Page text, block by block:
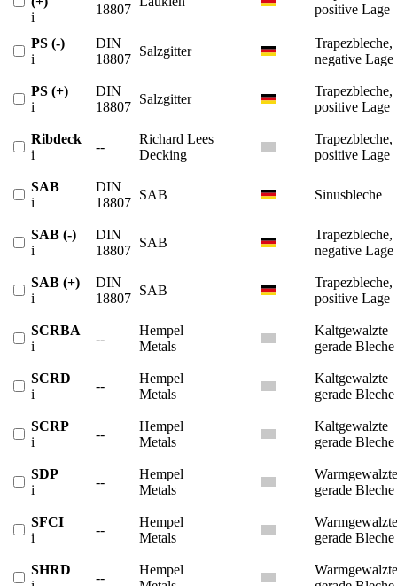
i
18807
positive Lage
PS (-)
i
DIN
18807
Salzgitter
Trapezbleche,
negative Lage
PS (+)
i
DIN
18807
Salzgitter
Trapezbleche,
positive Lage
Ribdeck
i
--
Richard Lees
Decking
Trapezbleche,
positive Lage
SAB
i
DIN
18807
SAB Sinusbleche
SAB (-)
i
DIN
18807
SAB
Trapezbleche,
negative Lage
SAB (+)
i
DIN
18807
SAB
Trapezbleche,
positive Lage
SCRBA
i
--
Hempel
Metals
Kaltgewalzte
gerade Bleche
SCRD
i
--
Hempel
Metals
Kaltgewalzte
gerade Bleche
SCRP
i
--
Hempel
Metals
Kaltgewalzte
gerade Bleche
SDP
i
--
Hempel
Metals
Warmgewalzte
gerade Bleche
SFCI
i
--
Hempel
Metals
Warmgewalzte
gerade Bleche
SHRD
--
Hempel
Warmgewalzte